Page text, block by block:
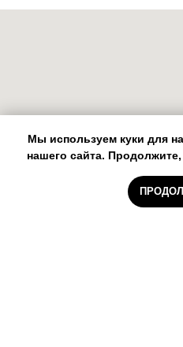
Мы используем куки для
нашего сайта.